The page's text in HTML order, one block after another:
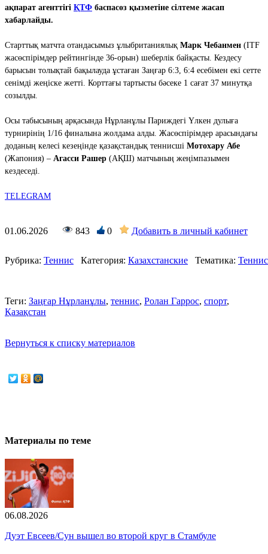
ақпарат агенттігі ҚТФ баспасөз қызметіне сілтеме жасап
хабарлайды.
Старттық матчта отандасымыз ұлыбританиялық Марк Чебанмен (ITF
жасөспірімдер рейтингінде 36-орын) шеберлік байқасты. Кездесу
барысын толықтай бақылауда ұстаған Заңғар 6:3, 6:4 есебімен екі сетте
сенімді жеңіске жетті. Корттағы тартысты бәсеке 1 сағат 37 минутқа
созылды.
Осы табысының арқасында Нұрланұлы Париждегі Үлкен дулыға
турнирінің 1/16 финалына жолдама алды. Жасөспірімдер арасындағы
доданың келесі кезеңінде қазақстандық теннисші Мотохару Абе
(Жапония) – Агасси Рашер (АҚШ) матчының жеңімпазымен
кездеседі.
TELEGRAM
01.06.2026 843 0 Добавить в личный кабинет
Рубрика: Теннис Категория: Казахстанские Тематика: Теннис
Теги: Заңғар Нұрланұлы, теннис, Ролан Гаррос, спорт,
Қазақстан
Вернуться к списку материалов
Материалы по теме
06.08.2026
Дуэт Евсеев/Сун вышел во второй круг в Стамбуле